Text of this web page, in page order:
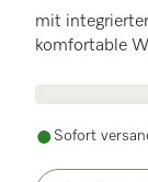
mit
komfortable
Sofort